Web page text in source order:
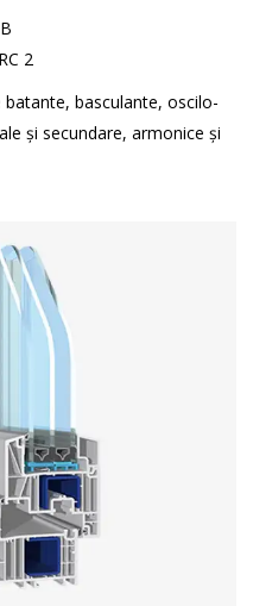
2
basculante, oscilo-
şi secundare, armonice şi